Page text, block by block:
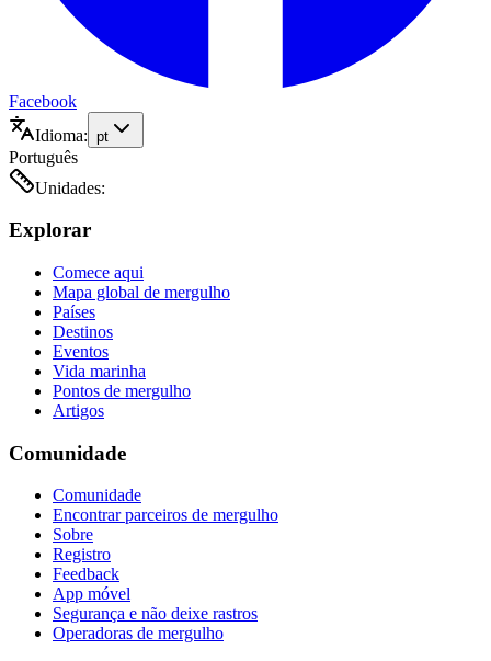
Facebook
Idioma: pt
Português
Unidades:
Explorar
Comece aqui
Mapa global de mergulho
Países
Destinos
Eventos
Vida marinha
Pontos de mergulho
Artigos
Comunidade
Comunidade
Encontrar parceiros de mergulho
Sobre
Registro
Feedback
App móvel
Segurança e não deixe rastros
Operadoras de mergulho